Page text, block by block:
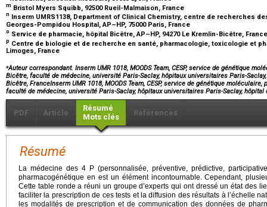
m Bristol Myers Squibb, 92500 Rueil-Malmaison, France
n
Inserm UMRS1138, Department of Clinical Chemistry, centre de recherches
Georges-Pompidou Hospital, AP–HP, 75000 Paris, France
o Service de pharmacie, hôpital Bicêtre, AP–HP, 94270 Le Kremlin-Bicêtre,
p Centre de biologie et de recherche en santé, pharmacologie, toxicologie et
Limoges, France
⁎Auteur correspondant. Inserm UMR 1018, MOODS Team, CESP, service de génétique
Bicêtre, faculté de médecine, université Paris-Saclay, hôpitaux universitaires Paris-
Bicêtre, FranceInserm UMR 1018, MOODS Team, CESP, service de génétique
faculté de médecine, université Paris-Saclay, hôpitaux universitaires Paris-Saclay,
PDF Article
Résumé
Mots clés
Références
Résumé
La médecine des 4 P (personnalisée, préventive, prédictive,
pharmacogénétique en est un élément incontournable. Cependant,
Cette table ronde a réuni un groupe d’experts qui ont dressé un état des
faciliter la prescription de ces tests et la diffusion des résultats à l’échelle
les modalités de prescription et de communication des données de